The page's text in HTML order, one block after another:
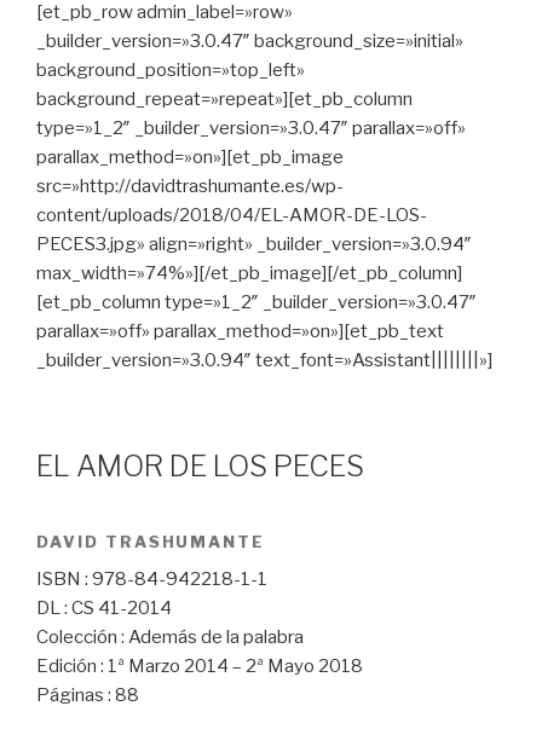
[et_pb_row admin_label=»row»
_builder_version=»3.0.47″ background_size=»initial»
background_position=»top_left»
background_repeat=»repeat»][et_pb_column
type=»1_2″ _builder_version=»3.0.47″ parallax=»off»
parallax_method=»on»][et_pb_image
src=»http://davidtrashumante.es/wp-
content/uploads/2018/04/EL-AMOR-DE-LOS-
PECES3.jpg» align=»right» _builder_version=»3.0.94″
max_width=»74%»][/et_pb_image][/et_pb_column]
[et_pb_column type=»1_2″ _builder_version=»3.0.47″
parallax=»off» parallax_method=»on»][et_pb_text
_builder_version=»3.0.94″ text_font=»Assistant||||||||»]
EL AMOR DE LOS PECES
DAVID TRASHUMANTE
ISBN : 978-84-942218-1-1
DL : CS 41-2014
Colección : Además de la palabra
Edición : 1ª Marzo 2014 – 2ª Mayo 2018
Páginas : 88